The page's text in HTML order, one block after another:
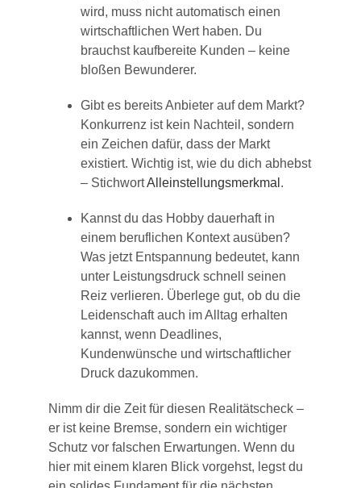
wird, muss nicht automatisch einen
wirtschaftlichen Wert haben. Du
brauchst kaufbereite Kunden – keine
bloßen Bewunderer.
Gibt es bereits Anbieter auf dem Markt?
Konkurrenz ist kein Nachteil, sondern
ein Zeichen dafür, dass der Markt
existiert. Wichtig ist, wie du dich abhebst
– StichwortAlleinstellungsmerkmal .
Kannst du das Hobby dauerhaft in
einem beruflichen Kontext ausüben?
Was jetzt Entspannung bedeutet, kann
unter Leistungsdruck schnell seinen
Reiz verlieren. Überlege gut, ob du die
Leidenschaft auch im Alltag erhalten
kannst, wenn Deadlines,
Kundenwünsche und wirtschaftlicher
Druck dazukommen.
Nimm dir die Zeit für diesen Realitätscheck –
er ist keine Bremse, sondern ein wichtiger
Schutz vor falschen Erwartungen. Wenn du
hier mit einem klaren Blick vorgehst, legst du